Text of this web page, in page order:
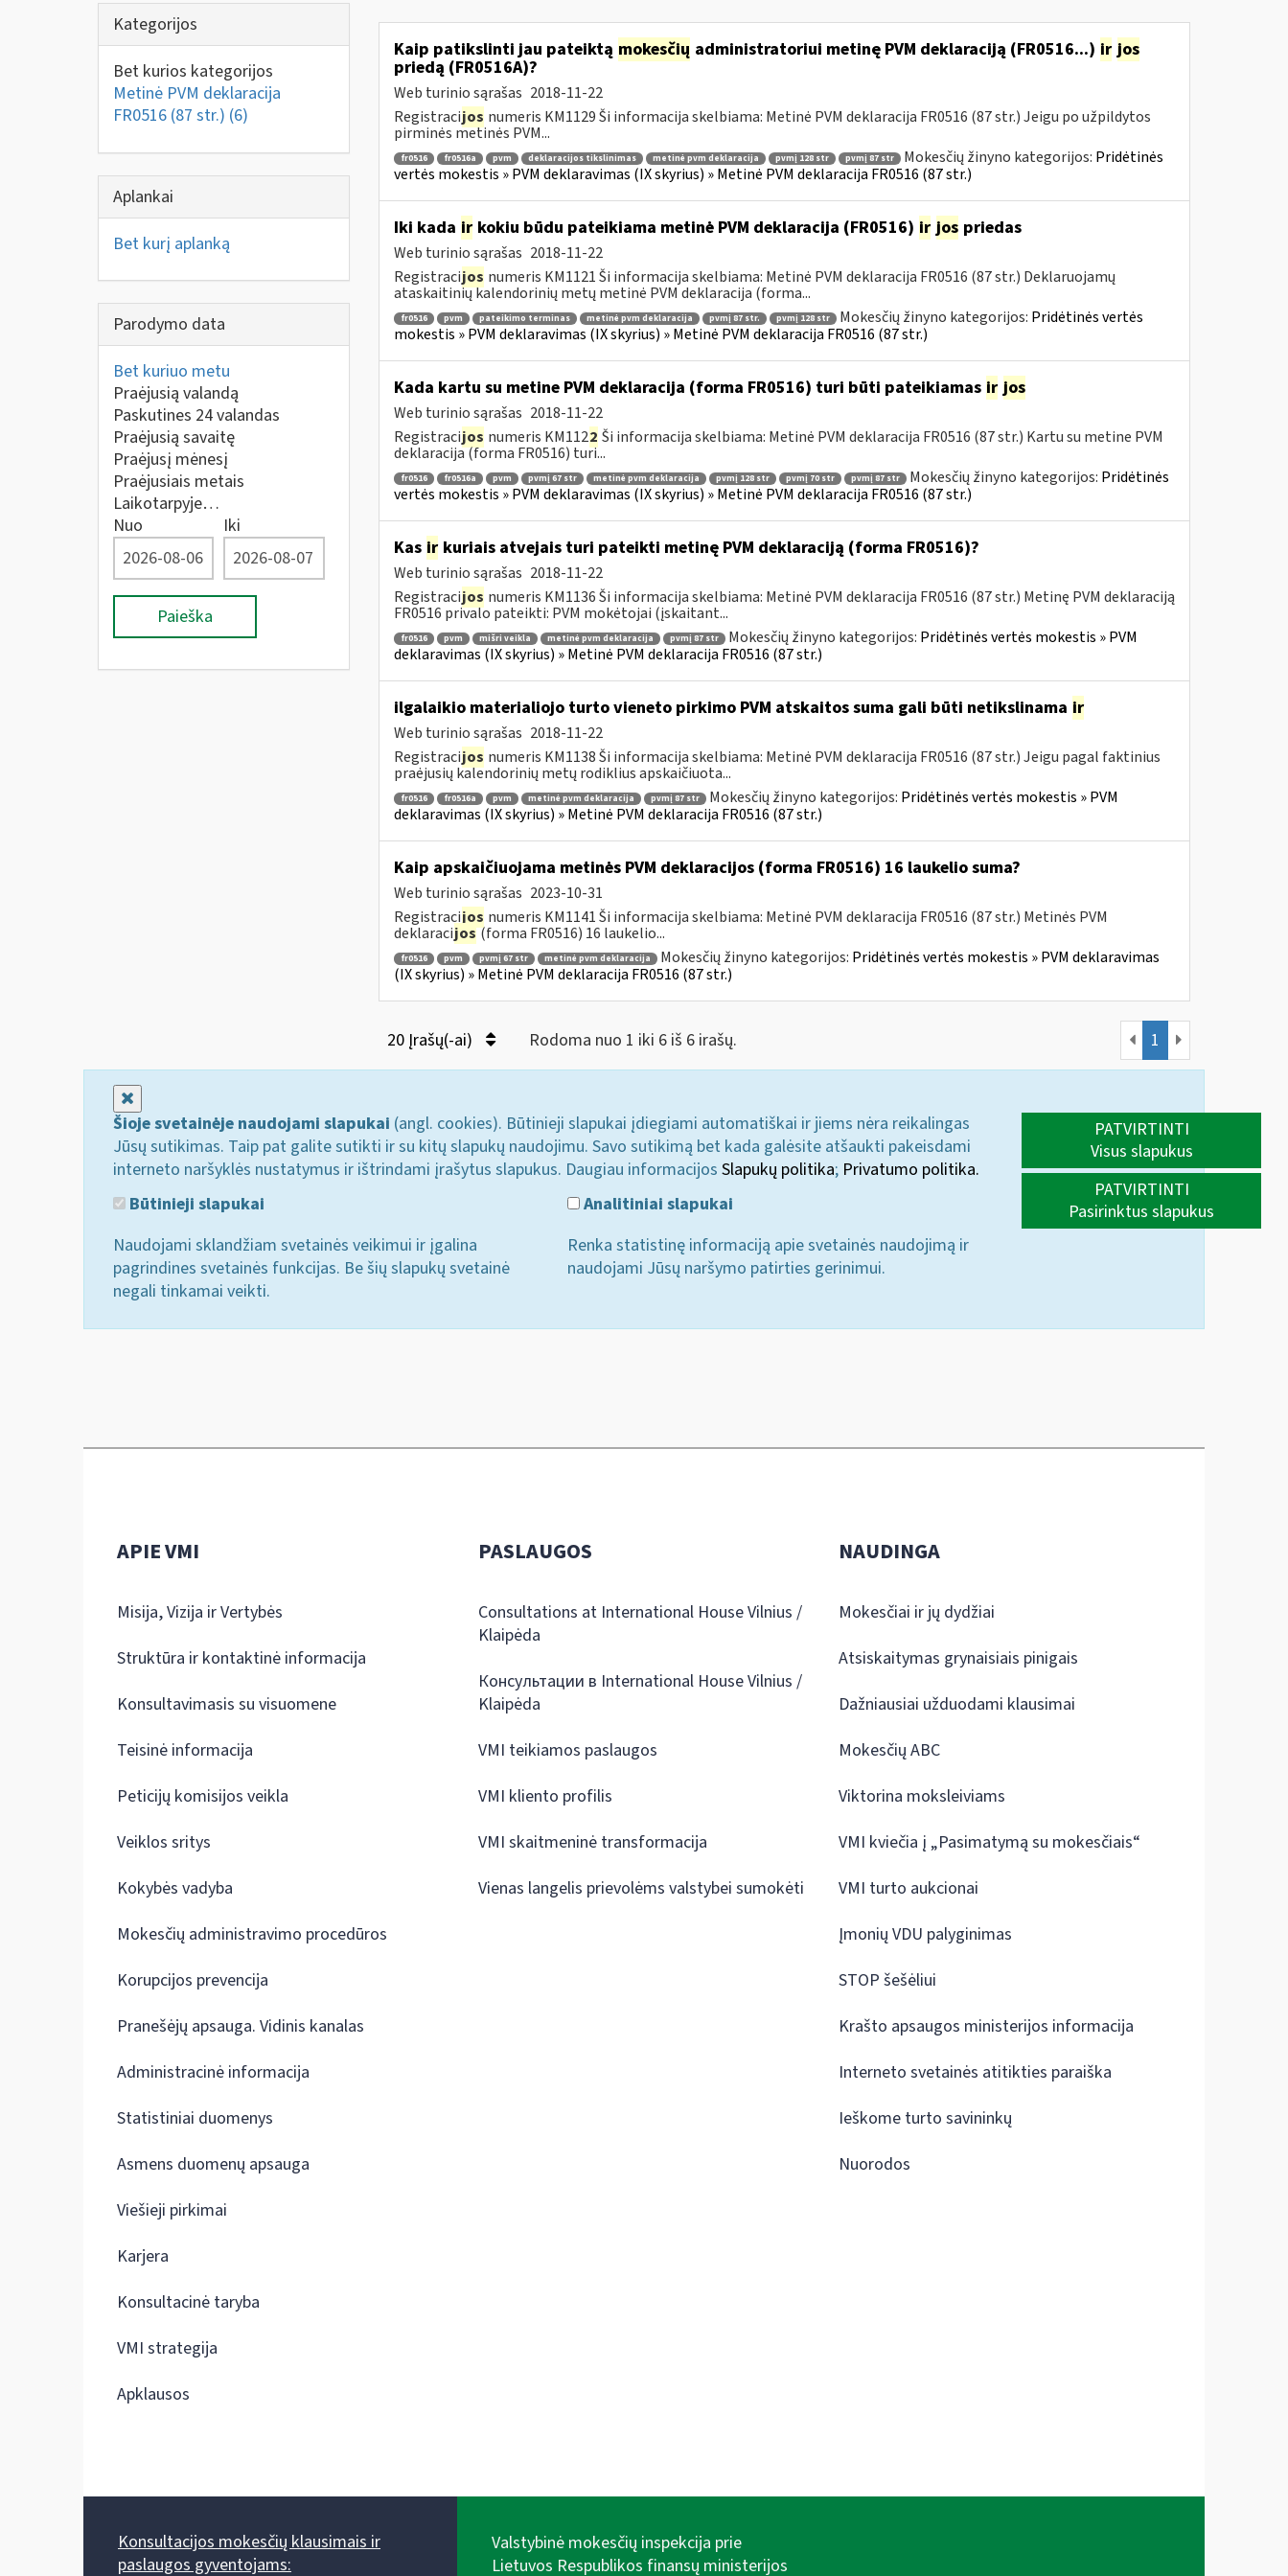
Kategorijos
Bet kurios kategorijos
Metinė PVM deklaracija
FR0516 (87 str.) (6)
Aplankai
Bet kurį aplanką
Parodymo data
Bet kuriuo metu
Praėjusią valandą
Paskutines 24 valandas
Praėjusią savaitę
Praėjusį mėnesį
Praėjusiais metais
Laikotarpyje…
Nuo
Iki
Paieška
Kaip patikslinti jau pateiktą mokesčių administratoriui metinę PVM deklaraciją (FR0516...) ir jos
priedą (FR0516A)?
Web turinio sąrašas 2018-11-22
Registracijos numeris KM1129 Ši informacija skelbiama: Metinė PVM deklaracija FR0516 (87 str.) Jeigu po užpildytos
pirminės metinės PVM...
fr0516 fr0516a pvm deklaracijos tikslinimas metinė pvm deklaracija pvmį 128 str pvmį 87 str Mokesčių žinyno kategorijos: Pridėtinės
vertės mokestis » PVM deklaravimas (IX skyrius) » Metinė PVM deklaracija FR0516 (87 str.)
Iki kada irkokiu būdu pateikiama metinė PVM deklaracija (FR0516) ir jos priedas
Web turinio sąrašas 2018-11-22
Registracijos numeris KM1121 Ši informacija skelbiama: Metinė PVM deklaracija FR0516 (87 str.) Deklaruojamų
ataskaitinių kalendorinių metų metinė PVM deklaracija (forma...
fr0516 pvm pateikimo terminas metinė pvm deklaracija pvmį 87 str. pvmį 128 str Mokesčių žinyno kategorijos: Pridėtinės vertės
mokestis » PVM deklaravimas (IX skyrius) » Metinė PVM deklaracija FR0516 (87 str.)
Kada kartu su metine PVM deklaracija (forma FR0516) turi būti pateikiamas ir jos
Web turinio sąrašas 2018-11-22
Registracijos numeris KM1122 Ši informacija skelbiama: Metinė PVM deklaracija FR0516 (87 str.) Kartu su metine PVM
deklaracija (forma FR0516) turi...
fr0516 fr0516a pvm pvmį 67 str metinė pvm deklaracija pvmį 128 str pvmį 70 str pvmį 87 str Mokesčių žinyno kategorijos: Pridėtinės
vertės mokestis » PVM deklaravimas (IX skyrius) » Metinė PVM deklaracija FR0516 (87 str.)
Kas irkuriais atvejais turi pateikti metinę PVM deklaraciją (forma FR0516)?
Web turinio sąrašas 2018-11-22
Registracijos numeris KM1136 Ši informacija skelbiama: Metinė PVM deklaracija FR0516 (87 str.) Metinę PVM deklaraciją
FR0516 privalo pateikti: PVM mokėtojai (įskaitant...
fr0516 pvm mišri veikla metinė pvm deklaracija pvmį 87 str Mokesčių žinyno kategorijos: Pridėtinės vertės mokestis » PVM
deklaravimas (IX skyrius) » Metinė PVM deklaracija FR0516 (87 str.)
ilgalaikio materialiojo turto vieneto pirkimo PVM atskaitos suma gali būti netikslinama ir
Web turinio sąrašas 2018-11-22
Registracijos numeris KM1138 Ši informacija skelbiama: Metinė PVM deklaracija FR0516 (87 str.) Jeigu pagal faktinius
praėjusių kalendorinių metų rodiklius apskaičiuota...
fr0516 fr0516a pvm metinė pvm deklaracija pvmį 87 str Mokesčių žinyno kategorijos: Pridėtinės vertės mokestis » PVM
deklaravimas (IX skyrius) » Metinė PVM deklaracija FR0516 (87 str.)
Kaip apskaičiuojama metinės PVM deklaracijos (forma FR0516) 16 laukelio suma?
Web turinio sąrašas 2023-10-31
Registracijos numeris KM1141 Ši informacija skelbiama: Metinė PVM deklaracija FR0516 (87 str.) Metinės PVM
deklaracijos(forma FR0516) 16 laukelio...
fr0516 pvm pvmį 67 str metinė pvm deklaracija Mokesčių žinyno kategorijos: Pridėtinės vertės mokestis » PVM deklaravimas
(IX skyrius) » Metinė PVM deklaracija FR0516 (87 str.)
20 Įrašų(-ai) Rodoma nuo 1 iki 6 iš 6 irašų. 1
Šioje svetainėje naudojami slapukai (angl. cookies). Būtinieji slapukai įdiegiami automatiškai ir jiems nėra reikalingas
Jūsų sutikimas. Taip pat galite sutikti ir su kitų slapukų naudojimu. Savo sutikimą bet kada galėsite atšaukti pakeisdami
interneto naršyklės nustatymus ir ištrindami įrašytus slapukus. Daugiau informacijos Slapukų politika; Privatumo politika.
Būtinieji slapukai
Naudojami sklandžiam svetainės veikimui ir įgalina
pagrindines svetainės funkcijas. Be šių slapukų svetainė
negali tinkamai veikti.
Analitiniai slapukai
Renka statistinę informaciją apie svetainės naudojimą ir
naudojami Jūsų naršymo patirties gerinimui.
PATVIRTINTI
Visus slapukus
PATVIRTINTI
Pasirinktus slapukus
APIE VMI
Misija, Vizija ir Vertybės
Struktūra ir kontaktinė informacija
Konsultavimasis su visuomene
Teisinė informacija
Peticijų komisijos veikla
Veiklos sritys
Kokybės vadyba
Mokesčių administravimo procedūros
Korupcijos prevencija
Pranešėjų apsauga. Vidinis kanalas
Administracinė informacija
Statistiniai duomenys
Asmens duomenų apsauga
Viešieji pirkimai
Karjera
Konsultacinė taryba
VMI strategija
Apklausos
PASLAUGOS
Consultations at International House Vilnius /
Klaipėda
Консультации в International House Vilnius /
Klaipėda
VMI teikiamos paslaugos
VMI kliento profilis
VMI skaitmeninė transformacija
Vienas langelis prievolėms valstybei sumokėti
NAUDINGA
Mokesčiai ir jų dydžiai
Atsiskaitymas grynaisiais pinigais
Dažniausiai užduodami klausimai
Mokesčių ABC
Viktorina moksleiviams
VMI kviečia į „Pasimatymą su mokesčiais“
VMI turto aukcionai
Įmonių VDU palyginimas
STOP šešėliui
Krašto apsaugos ministerijos informacija
Interneto svetainės atitikties paraiška
Ieškome turto savininkų
Nuorodos
Konsultacijos mokesčių klausimais ir
paslaugos gyventojams:
Valstybinė mokesčių inspekcija prie
Lietuvos Respublikos finansų ministerijos